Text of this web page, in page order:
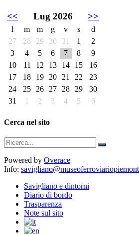
<< Lug 2026 >>
l m m g v s
d
27
28 29 30 31 1
2
3
4 5 6 7 8
9
10
11 12 13 14 15
16
17
18 19 20 21 22
23
24
25 26 27 28 29
30
31
1 2 3 4 5 6
Cerca nel sito
Powered by Overace
Info:
Savigliano e dintorni
Diario di bordo
Trasparenza
Note sul sito